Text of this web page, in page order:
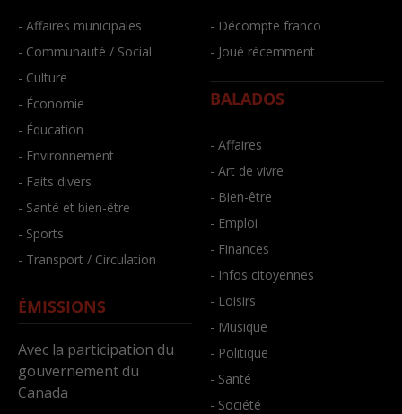
- Affaires municipales
- Communauté / Social
- Culture
- Économie
- Éducation
- Environnement
- Faits divers
- Santé et bien-être
- Sports
- Transport / Circulation
ÉMISSIONS
Avec la participation du
gouvernement du
Canada
- Décompte franco
- Joué récemment
BALADOS
- Affaires
- Art de vivre
- Bien-être
- Emploi
- Finances
- Infos citoyennes
- Loisirs
- Musique
- Politique
- Santé
- Société